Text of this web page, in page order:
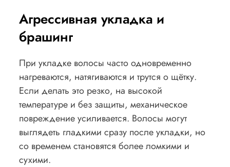
Агрессивная укладка и
брашинг
При укладке волосы часто одновременно
нагреваются, натягиваются и трутся о щётку.
Если делать это резко, на высокой
температуре и без защиты, механическое
повреждение усиливается. Волосы могут
выглядеть гладкими сразу после укладки, но
со временем становятся более ломкими и
сухими.